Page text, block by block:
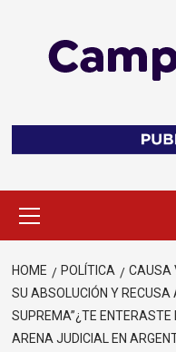
Menu
HOME POLÍTICA
CAUSA
SU ABSOLUCIÓN Y
SUPREMA”¿TE
ARENA JUDICIAL EN